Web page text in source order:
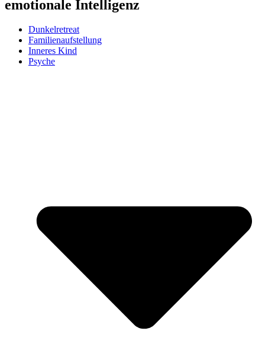
emotionale Intelligenz
Dunkelretreat
Familienaufstellung
Inneres Kind
Psyche